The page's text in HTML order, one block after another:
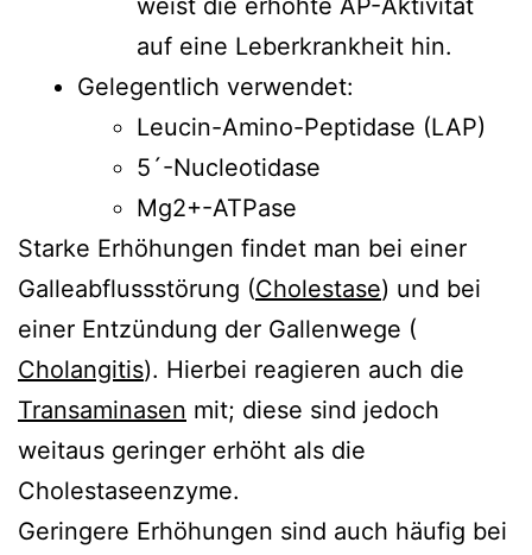
auf eine Leberkrankheit hin.
Gelegentlich verwendet:
Leucin-Amino-Peptidase (LAP)
5´-Nucleotidase
Mg2+-ATPase
Starke Erhöhungen findet man bei einer
Galleabflussstörung (Cholestase) und bei
einer Entzündung der Gallenwege (
Cholangitis). Hierbei reagieren auch die
Transaminasen mit; diese sind jedoch
weitaus geringer erhöht als die
Cholestaseenzyme.
Geringere Erhöhungen sind auch häufig bei